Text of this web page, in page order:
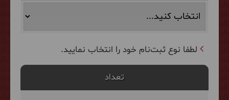
لطفا نوع ثبت‌نام خود را انتخاب نمایید.
تعداد